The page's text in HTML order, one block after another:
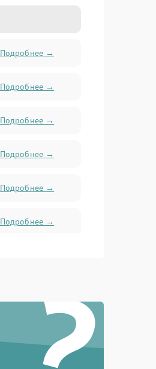
Подробнее →
Подробнее →
Подробнее →
Подробнее →
Подробнее →
Подробнее →